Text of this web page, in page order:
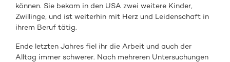
können. Sie bekam in den USA zwei weitere Kinder,
Zwillinge, und ist weiterhin mit Herz und Leidenschaft in
ihrem Beruf tätig.
Ende letzten Jahres fiel ihr die Arbeit und auch der
Alltag immer schwerer. Nach mehreren Untersuchungen